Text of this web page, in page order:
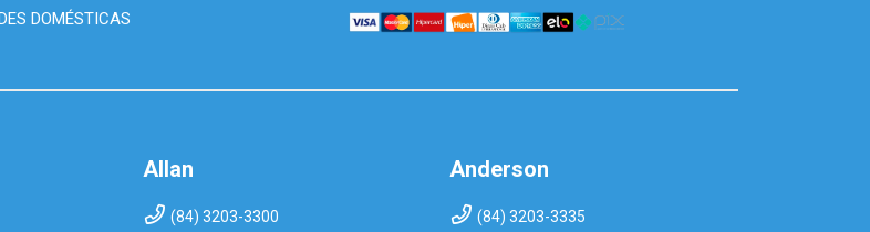
DOMÉSTICAS
Allan
(84) 3203-3300
Anderson
(84) 3203-3335